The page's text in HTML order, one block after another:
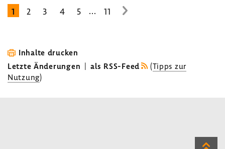
1 2 3 4 5 ... 11
zur
Inhalte drucken
Letzte Änderungen | als RSS-Feed (Tipps zur
Nutzung)